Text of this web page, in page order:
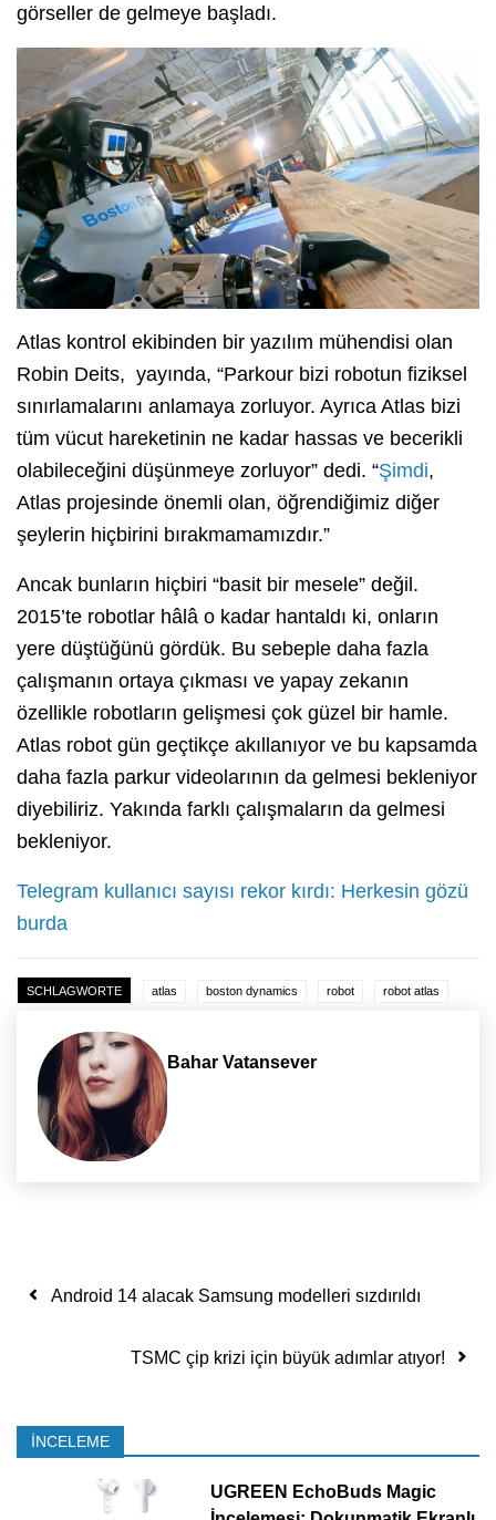
görseller de gelmeye başladı.
Atlas kontrol ekibinden bir yazılım mühendisi olan
Robin Deits, yayında, “Parkour bizi robotun fiziksel
sınırlamalarını anlamaya zorluyor. Ayrıca Atlas bizi
tüm vücut hareketinin ne kadar hassas ve becerikli
olabileceğini düşünmeye zorluyor” dedi. “Şimdi,
Atlas projesinde önemli olan, öğrendiğimiz diğer
şeylerin hiçbirini bırakmamamızdır.”
Ancak bunların hiçbiri “basit bir mesele” değil.
2015’te robotlar hâlâ o kadar hantaldı ki, onların
yere düştüğünü gördük. Bu sebeple daha fazla
çalışmanın ortaya çıkması ve yapay zekanın
özellikle robotların gelişmesi çok güzel bir hamle.
Atlas robot gün geçtikçe akıllanıyor ve bu kapsamda
daha fazla parkur videolarının da gelmesi bekleniyor
diyebiliriz. Yakında farklı çalışmaların da gelmesi
bekleniyor.
Telegram kullanıcı sayısı rekor kırdı: Herkesin gözü
burda
SCHLAGWORTE atlas boston dynamics robot robot atlas
Bahar Vatansever
Yazı dolaşımı
Android 14 alacak Samsung modelleri sızdırıldı
TSMC çip krizi için büyük adımlar atıyor!
İNCELEME
UGREEN EchoBuds Magic